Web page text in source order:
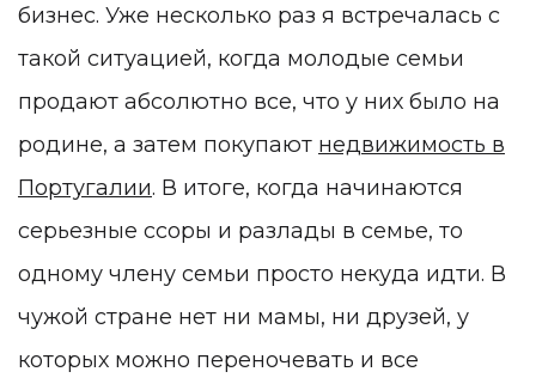
бизнес. Уже несколько раз я встречалась с
такой ситуацией, когда молодые семьи
продают абсолютно все, что у них было на
родине, а затем покупают недвижимость в
Португалии. В итоге, когда начинаются
серьезные ссоры и разлады в семье, то
одному члену семьи просто некуда идти. В
чужой стране нет ни мамы, ни друзей, у
которых можно переночевать и все